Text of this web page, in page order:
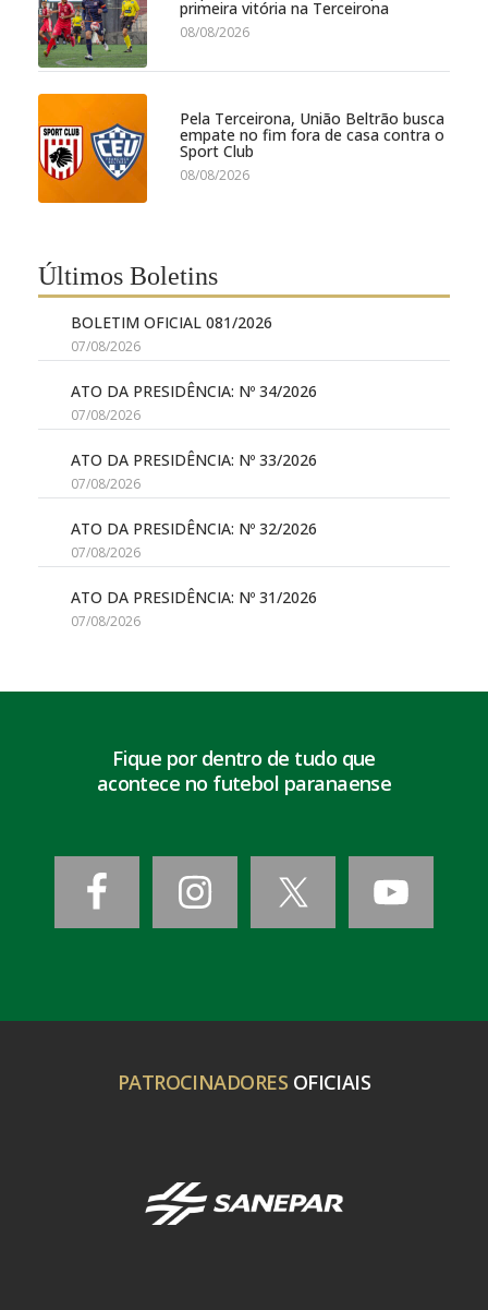
primeira vitória na Terceirona
08/08/2026
Pela Terceirona, União Beltrão busca
empate no fim fora de casa contra o
Sport Club
08/08/2026
Últimos Boletins
BOLETIM OFICIAL 081/2026
07/08/2026
ATO DA PRESIDÊNCIA: Nº 34/2026
07/08/2026
ATO DA PRESIDÊNCIA: Nº 33/2026
07/08/2026
ATO DA PRESIDÊNCIA: Nº 32/2026
07/08/2026
ATO DA PRESIDÊNCIA: Nº 31/2026
07/08/2026
Fique por dentro de tudo que
acontece no futebol paranaense
PATROCINADORES OFICIAIS